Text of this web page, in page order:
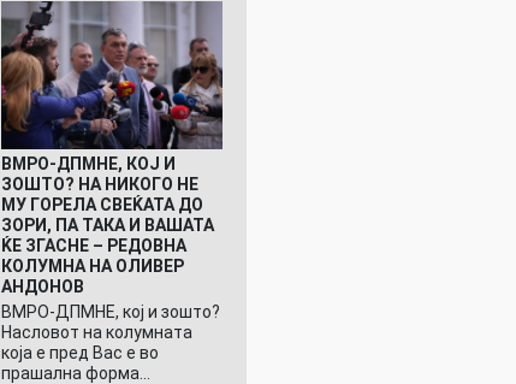
ВМРО-ДПМНЕ, КОЈ И
ЗОШТО? НА НИКОГО НЕ
МУ ГОРЕЛА СВЕЌАТА ДО
ЗОРИ, ПА ТАКА И ВАШАТА
ЌЕ ЗГАСНЕ – РЕДОВНА
КОЛУМНА НА ОЛИВЕР
АНДОНОВ
ВМРО-ДПМНЕ, кој и зошто?
Насловот на колумната
која е пред Вас е во
прашална форма…